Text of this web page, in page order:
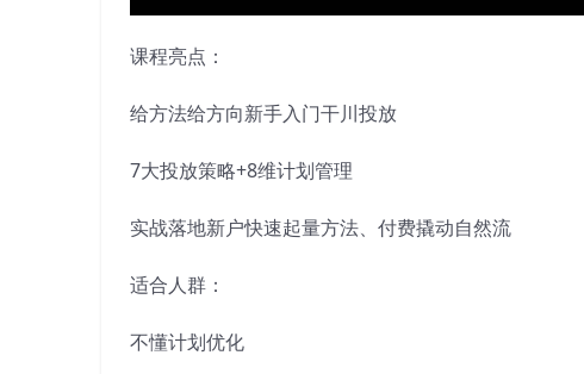
课程亮点：
给方法给方向新手入门干川投放
7大投放策略+8维计划管理
实战落地新户快速起量方法、付费撬动自然流
适合人群：
不懂计划优化